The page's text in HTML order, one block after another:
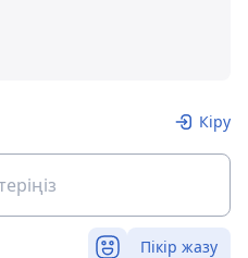
Кіру
Пікір жазу